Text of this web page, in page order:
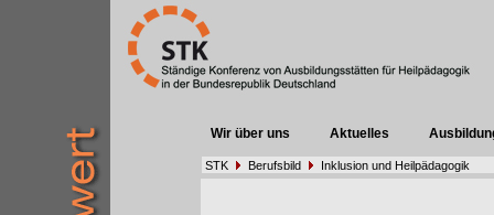
Wir über uns Aktuelles
STK Berufsbild Inklusion und Heilpädagogik